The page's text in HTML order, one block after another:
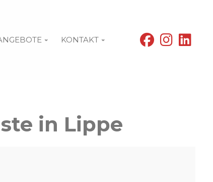
KONTAKT
fab
fa-
fab
fa-
fab
fa-
in Lippe